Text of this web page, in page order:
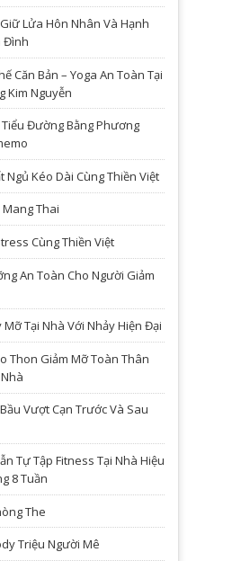
Lửa Hôn Nhân Và Hạnh
Đình
Căn Bản – Yoga An Toàn Tại
Kim Nguyễn
Đường Bằng Phương
Ngủ Kéo Dài Cùng Thiền Việt
Thai
Cùng Thiền Việt
An Toàn Cho Người Giảm
Tại Nhà Với Nhảy Hiện Đại
Thon Giảm Mỡ Toàn Thân
Vượt Cạn Trước Và Sau
Tự Tập Fitness Tại Nhà Hiệu
8 Tuần
The
Triệu Người Mê